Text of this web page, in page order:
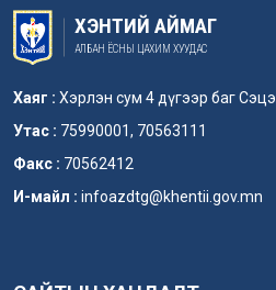
ХЭНТИЙ АЙМАГ
АЛБАН ЁСНЫ ЦАХИМ ХУУДАС
Хаяг : Хэрлэн сум 4 дүгээр баг
Утас : 75990001, 70563111
Факс : 70562412
И-майл : infoazdtg@khentii.gov.mn